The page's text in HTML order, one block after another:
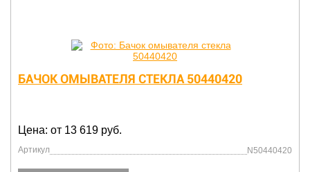
БАЧОК ОМЫВАТЕЛЯ СТЕКЛА 50440420
Цена: от 13 619 руб.
Артикул N50440420